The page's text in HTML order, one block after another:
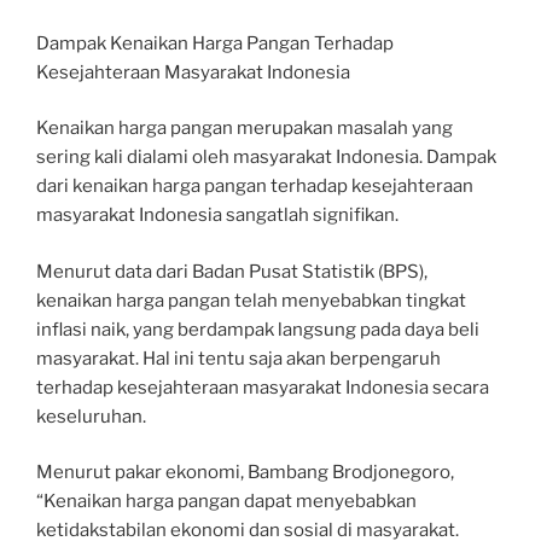
Dampak Kenaikan Harga Pangan Terhadap
Kesejahteraan Masyarakat Indonesia
Kenaikan harga pangan merupakan masalah yang
sering kali dialami oleh masyarakat Indonesia. Dampak
dari kenaikan harga pangan terhadap kesejahteraan
masyarakat Indonesia sangatlah signifikan.
Menurut data dari Badan Pusat Statistik (BPS),
kenaikan harga pangan telah menyebabkan tingkat
inflasi naik, yang berdampak langsung pada daya beli
masyarakat. Hal ini tentu saja akan berpengaruh
terhadap kesejahteraan masyarakat Indonesia secara
keseluruhan.
Menurut pakar ekonomi, Bambang Brodjonegoro,
“Kenaikan harga pangan dapat menyebabkan
ketidakstabilan ekonomi dan sosial di masyarakat.